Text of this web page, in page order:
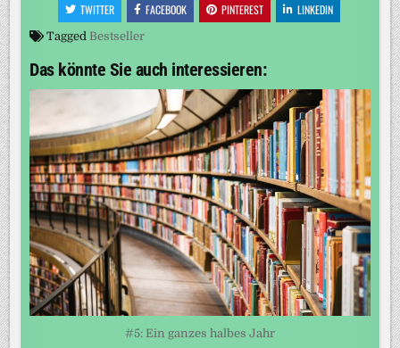
TWITTER FACEBOOK PINTEREST LINKEDIN
Tagged Bestseller
Das könnte Sie auch interessieren:
#5: Ein ganzes halbes Jahr